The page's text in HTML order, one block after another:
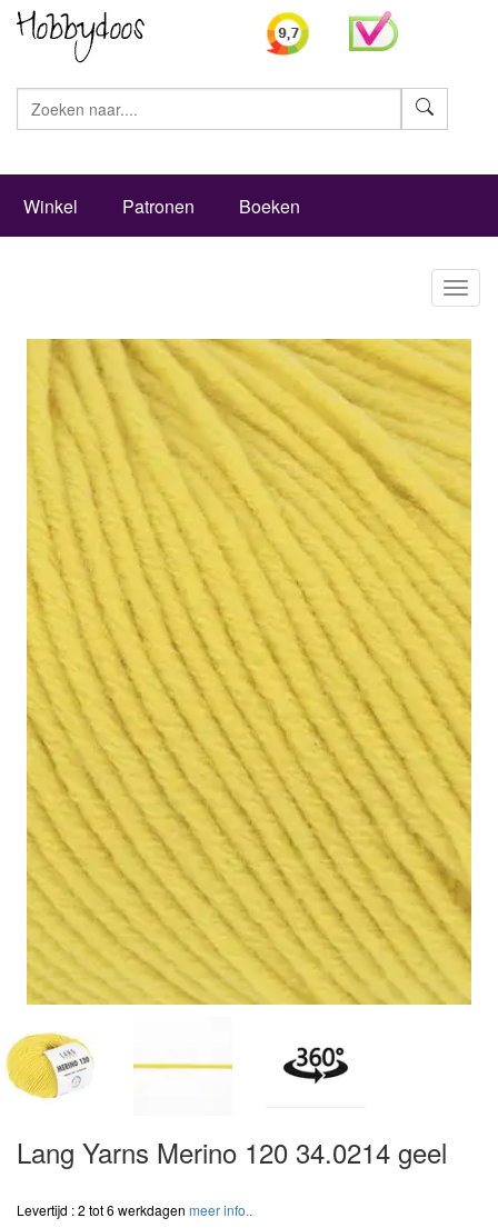
Winkel Patronen Boeken
Lang Yarns Merino 120 34.0214 geel
Levertijd : 2 tot 6 werkdagen meer info..